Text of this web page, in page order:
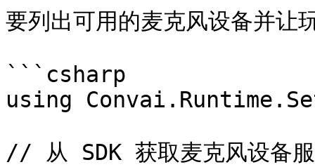
要列出可用的麦克风设备并让
```csharp
using
// 从 SDK 获取麦克风设备